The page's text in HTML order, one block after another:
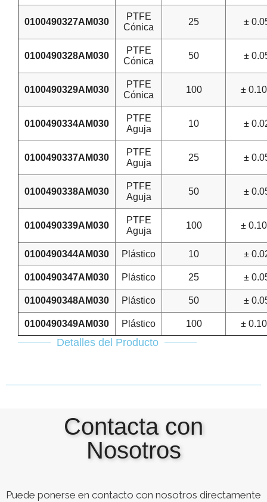
0100490327AM030
PTFE
Cónica
25 ±
0100490328AM030
PTFE
Cónica
50 ±
0100490329AM030
PTFE
Cónica
100 ±
0100490334AM030
PTFE
Aguja
10 ±
0100490337AM030
PTFE
Aguja
25 ±
0100490338AM030
PTFE
Aguja
50 ±
0100490339AM030
PTFE
Aguja
100 ±
0100490344AM030 Plástico 10 ±
0100490347AM030 Plástico 25 ±
0100490348AM030 Plástico 50 ±
0100490349AM030 Plástico 100 ±
Detalles del Producto
Contacta con
Nosotros
Puede ponerse en contacto con nosotros directamente